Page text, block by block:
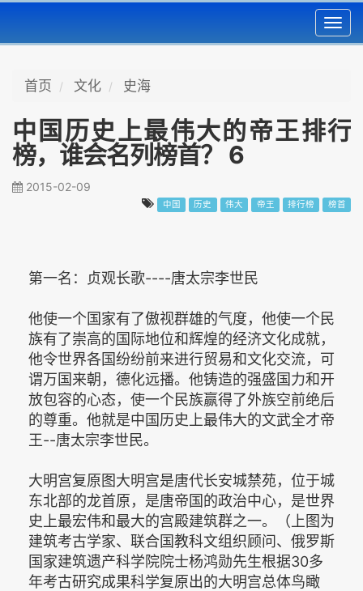
首页 文化 史海
中国历史上最伟大的帝王排行
榜，谁会名列榜首？ 6
2015-02-09
中国 历史 伟大 帝王 排行榜 榜首
第一名：贞观长歌----唐太宗李世民
他使一个国家有了傲视群雄的气度，他使一个民
族有了崇高的国际地位和辉煌的经济文化成就，
他令世界各国纷纷前来进行贸易和文化交流，可
谓万国来朝，德化远播。他铸造的强盛国力和开
放包容的心态，使一个民族赢得了外族空前绝后
的尊重。他就是中国历史上最伟大的文武全才帝
王--唐太宗李世民。
大明宫复原图大明宫是唐代长安城禁苑，位于城
东北部的龙首原，是唐帝国的政治中心，是世界
史上最宏伟和最大的宫殿建筑群之一。（上图为
建筑考古学家、联合国教科文组织顾问、俄罗斯
国家建筑遗产科学院院士杨鸿勋先生根据30多
年考古研究成果科学复原出的大明宫总体鸟瞰